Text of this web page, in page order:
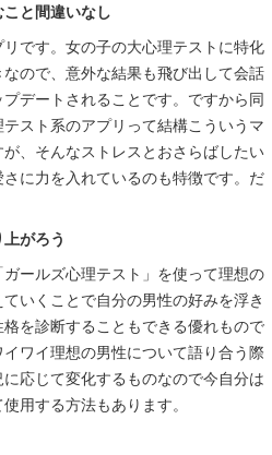
と間違いなし
です。女の子の大心理テストに特化
ので、意外な結果も飛び出して会話
デートされることです。ですから同
スト系のアプリって結構こういうマ
、そんなストレスとおさらばしたい
に力を入れているのも特徴です。だ
がろう
ールズ心理テスト」を使って理想の
いくことで自分の男性の好みを浮き
を診断することもできる優れもので
ワイ理想の男性について語り合う際
応じて変化するものなので今自分は
用する方法もあります。